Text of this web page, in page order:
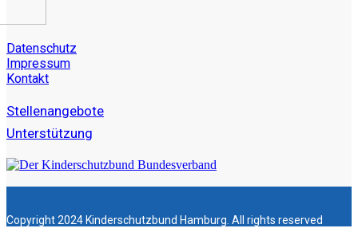
Datenschutz
Impressum
Kontakt
Stellenangebote
Unterstützung
Copyright 2024 Kinderschutzbund Hamburg. All rights reserved